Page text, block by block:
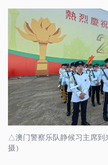
△澳门警察乐队静候习主席到
摄）